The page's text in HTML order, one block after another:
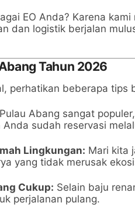
EO Anda? Karena
dan logistik berjalan
Tahun 2026
perhatikan beberapa tips
Pulau Abang sangat
sudah reservasi
Lingkungan: Mari kita
yang tidak merusak
Cukup: Selain baju
perjalanan pulang.